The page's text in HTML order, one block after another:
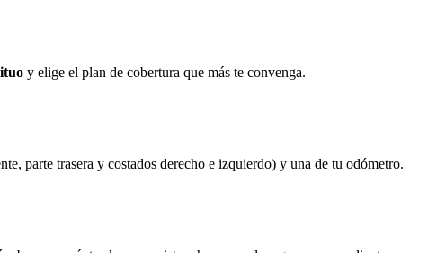
y elige el plan de cobertura que más te convenga.
parte trasera y costados derecho e izquierdo) y una de tu odómetro.